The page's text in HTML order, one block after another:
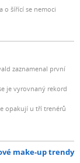
nejen z
to pomocí
analogovými
o šířící se nemoci
zaznamenal první
je vyrovnaný rekord
opakují u tří trenérů
make-up trendy